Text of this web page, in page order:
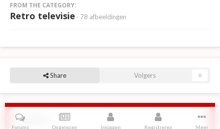
FROM THE CATEGORY:
Retro televisie · 78 afbeeldingen
Share Volgers 0
Reviews
Forums Ongelezen Inloggen Registreren Meer